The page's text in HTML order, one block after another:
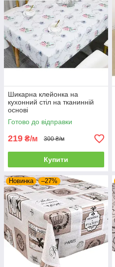
Шикарна клейонка на
кухонний стіл на тканинній
основі
Готово до відправки
219 ₴/м 300 ₴/м
Купити
Новинка –27%